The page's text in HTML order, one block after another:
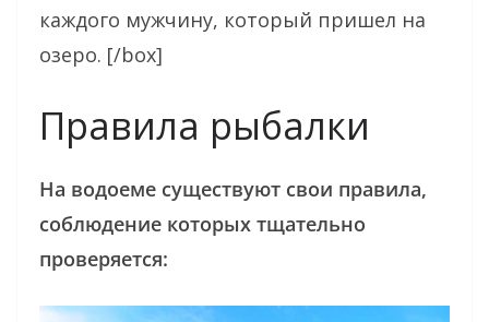
каждого мужчину, который пришел на
озеро. [/box]
Правила рыбалки
На водоеме существуют свои правила,
соблюдение которых тщательно
проверяется: